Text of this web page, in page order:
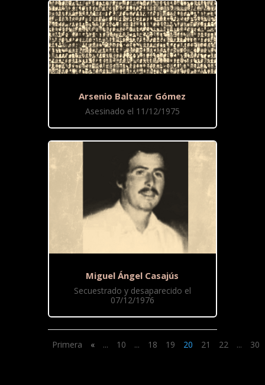
Arsenio Baltazar Gómez
Asesinado el 11/12/1975
Miguel Ángel Casajús
Secuestrado y desaparecido el
07/12/1976
Primera « ... 10 ... 18 19 20 21 22 ... 30